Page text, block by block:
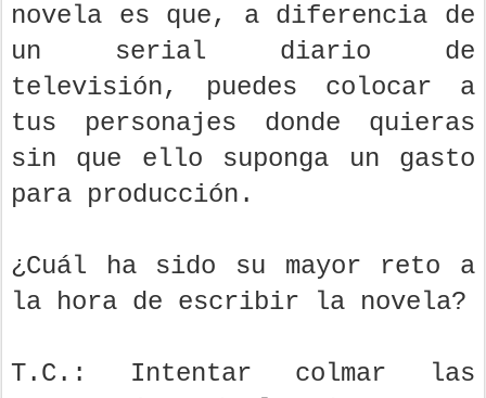
novela es que, a diferencia de
un serial diario de
televisión, puedes colocar a
tus personajes donde quieras
sin que ello suponga un gasto
para producción.
¿Cuál ha sido su mayor reto a
la hora de escribir la novela?
T.C.: Intentar colmar las